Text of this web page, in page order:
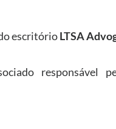
escritórioLTSA
responsável